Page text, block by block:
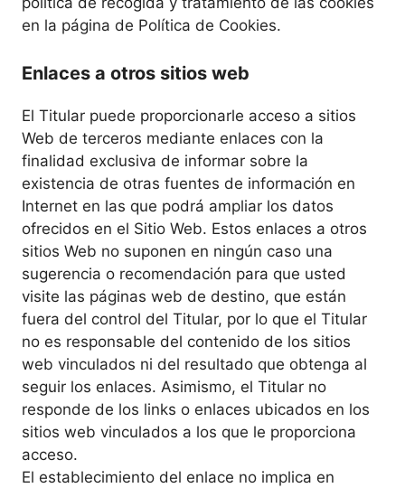
en la página de Política de Cookies.
Enlaces a otros sitios web
El Titular puede proporcionarle acceso a sitios
Web de terceros mediante enlaces con la
finalidad exclusiva de informar sobre la
existencia de otras fuentes de información en
Internet en las que podrá ampliar los datos
ofrecidos en el Sitio Web. Estos enlaces a otros
sitios Web no suponen en ningún caso una
sugerencia o recomendación para que usted
visite las páginas web de destino, que están
fuera del control del Titular, por lo que el Titular
no es responsable del contenido de los sitios
web vinculados ni del resultado que obtenga al
seguir los enlaces. Asimismo, el Titular no
responde de los links o enlaces ubicados en los
sitios web vinculados a los que le proporciona
acceso.
El establecimiento del enlace no implica en